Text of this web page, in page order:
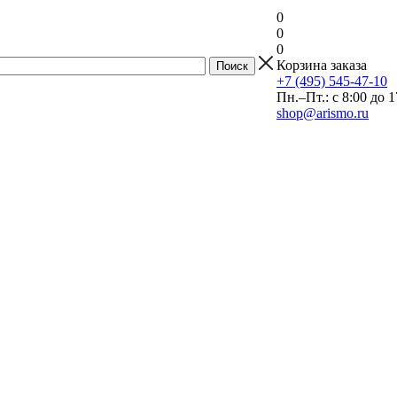
0
0
0
Корзина заказа
+7 (495) 545-47-10
Пн.–Пт.: с 8:00 до
shop@arismo.ru